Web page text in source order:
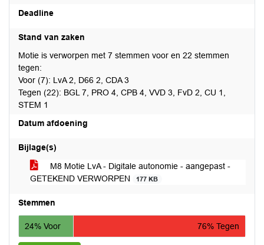
Deadline
Stand van zaken
Motie is verworpen met 7 stemmen voor en 22 stemmen
tegen:
Voor (7): LvA 2, D66 2, CDA 3
Tegen (22): BGL 7, PRO 4, CPB 4, VVD 3, FvD 2, CU 1,
STEM 1
Datum afdoening
Bijlage(s)
M8 Motie LvA - Digitale autonomie - aangepast -
GETEKEND VERWORPEN
177 KB
Stemmen
24% Voor 76% Tegen